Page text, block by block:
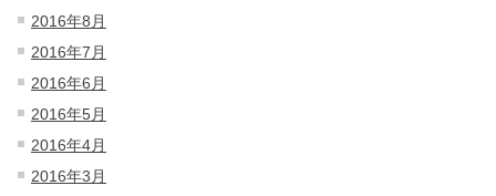
2016年8月
2016年7月
2016年6月
2016年5月
2016年4月
2016年3月